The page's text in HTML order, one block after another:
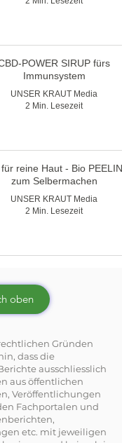
POWER SIRUP fürs
Immunsystem
UNSER KRAUT Media
2 Min. Lesezeit
reine Haut - Bio
zum Selbermachen
UNSER KRAUT Media
2 Min. Lesezeit
oben
Gründen
dass die
ausschliesslich
aus öffentlichen
Veröffentlichungen
Fachportalen und
etc. mit jeweiligen